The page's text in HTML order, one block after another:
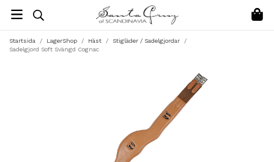
Startsida / LagerShop / Häst / Stigläder / Sadelgjordar
/
Sadelgjord Soft Svängd Cognac